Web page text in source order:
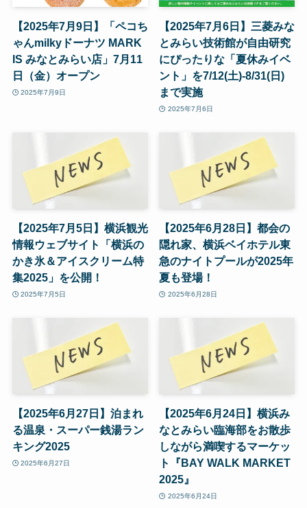
【2025年7月9日】「ペコち
ゃんmilkyドーナツ MARK
IS みなとみらい店」7月11
日（金）オープン
2025年7月9日
【2025年7月6日】三菱みな
とみらい技術館が自由研究
にぴったりな「夏休みイベ
ント」を7/12(土)-8/31(日)
まで実施
2025年7月6日
【2025年7月5日】横浜観光
情報ウェブサイト「横浜の
かき氷＆アイスクリーム特
集2025」を公開！
2025年7月5日
【2025年6月28日】都会の
隠れ家、横浜ベイホテル東
急のナイトプールが2025年
夏も登場！
2025年6月28日
【2025年6月27日】泊まれ
る温泉・スーパー銭湯ラン
キング2025
2025年6月27日
【2025年6月24日】横浜み
なとみらい臨海部をお散歩
しながら満喫するマーケッ
ト『BAY WALK MARKET
2025』
2025年6月24日